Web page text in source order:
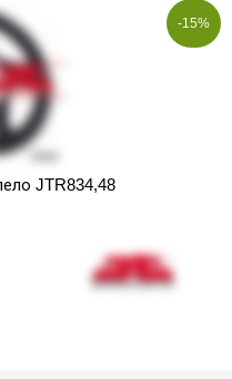
-15%
JTR834,48